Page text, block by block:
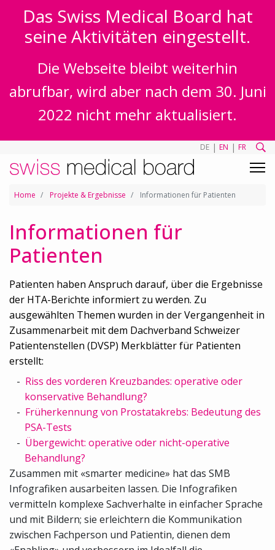
Das Swiss Medical Board hat
seine Aktivitäten eingestellt.
Die Webseite bleibt weiterhin
abrufbar, wird aber nach dem 30. Juni
2022 nicht mehr aktualisiert.
DE | EN | FR
Home Projekte & Ergebnisse Informationen für Patienten
Informationen für
Patienten
Patienten haben Anspruch darauf, über die Ergebnisse
der HTA-Berichte informiert zu werden. Zu
ausgewählten Themen wurden in der Vergangenheit in
Zusammenarbeit mit dem Dachverband Schweizer
Patientenstellen (DVSP) Merkblätter für Patienten
erstellt:
Riss des vorderen Kreuzbandes: operative oder
konservative Behandlung?
Früherkennung von Prostatakrebs: Bedeutung des
PSA-Tests
Übergewicht: operative oder nicht-operative
Behandlung?
Zusammen mit «smarter medicine» hat das SMB
Infografiken ausarbeiten lassen. Die Infografiken
vermitteln komplexe Sachverhalte in einfacher Sprache
und mit Bildern; sie erleichtern die Kommunikation
zwischen Fachperson und Patientin, dienen dem